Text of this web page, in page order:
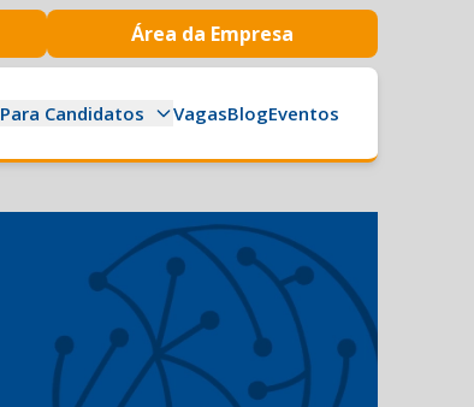
Área da Empresa
Para Candidatos VagasBlogEventos